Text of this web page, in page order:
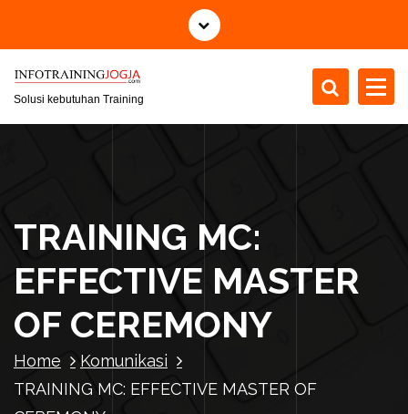
i
Solusi kebutuhan Training
TRAINING MC:
EFFECTIVE MASTER
OF CEREMONY
Home
Komunikasi
TRAINING MC: EFFECTIVE MASTER OF